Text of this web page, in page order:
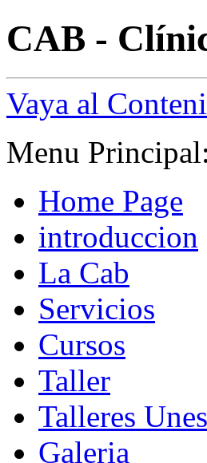
CAB -
Vaya al
Menu Principal:
Home Page
introduccion
La Cab
Servicios
Cursos
Taller
Talleres
Galeria